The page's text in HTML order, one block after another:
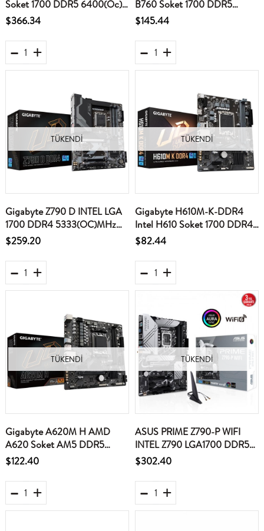
Soket 1700 DDR5 6400(Oc)
Pcı-E Gen 5 M.2 Wi-Fi6 Atx
$366.34
B760 Soket 1700 DDR5
8000(OC)MHz mATX Gaming
$145.44
TÜKENDI
Gigabyte Z790 D INTEL LGA
1700 DDR4 5333(OC)MHz
ATX Gaming (Oyuncu)
$259.20
TÜKENDI
Gigabyte H610M-K-DDR4
Intel H610 Soket 1700 DDR4
3200MHz mATX Gaming
$82.44
TÜKENDI
Gigabyte A620M H AMD
A620 Soket AM5 DDR5
6400(OC)MHz mATX Gaming
$122.40
TÜKENDI
ASUS PRIME Z790-P WIFI
INTEL Z790 LGA1700 DDR5
7200 DP HDMI 3X M2
RGB
$302.40